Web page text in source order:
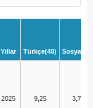
Yıllar Türkçe(40)
2025 9,25 3,75